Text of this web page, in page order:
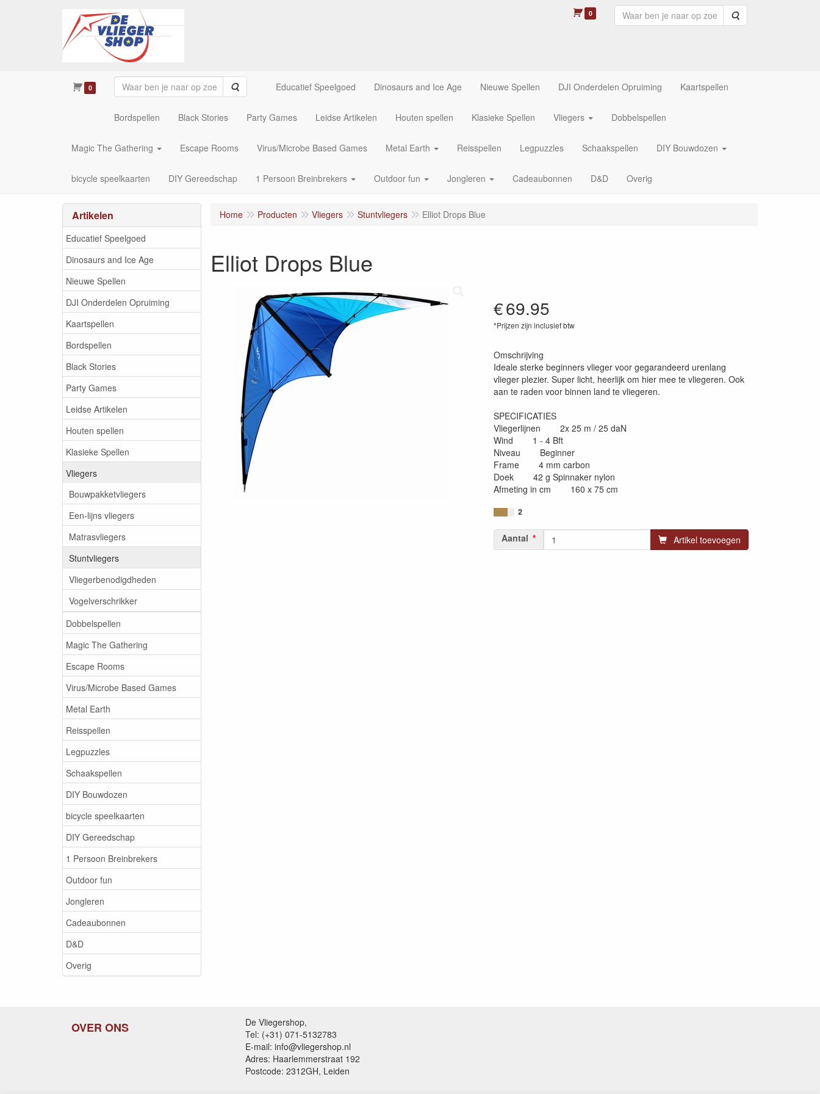
0 Zoeken
0 Zoeken Educatief Speelgoed Dinosaurs and Ice Age Nieuwe Spellen DJI Onderdelen Opruiming Kaartspellen
Bordspellen Black Stories Party Games Leidse Artikelen Houten spellen Klasieke Spellen Vliegers Dobbelspellen
Magic The Gathering Escape Rooms Virus/Microbe Based Games Metal Earth Reisspellen Legpuzzles Schaakspellen DIY Bouwdozen
bicycle speelkaarten DIY Gereedschap 1 Persoon Breinbrekers Outdoor fun Jongleren Cadeaubonnen D&D Overig
Artikelen
Educatief Speelgoed
Dinosaurs and Ice Age
Nieuwe Spellen
DJI Onderdelen Opruiming
Kaartspellen
Bordspellen
Black Stories
Party Games
Leidse Artikelen
Houten spellen
Klasieke Spellen
Vliegers
Bouwpakketvliegers
Een-lijns vliegers
Matrasvliegers
Stuntvliegers
Vliegerbenodigdheden
Vogelverschrikker
Dobbelspellen
Magic The Gathering
Escape Rooms
Virus/Microbe Based Games
Metal Earth
Reisspellen
Legpuzzles
Schaakspellen
DIY Bouwdozen
bicycle speelkaarten
DIY Gereedschap
1 Persoon Breinbrekers
Outdoor fun
Jongleren
Cadeaubonnen
D&D
Overig
Home Producten Vliegers Stuntvliegers Elliot Drops Blue
Elliot Drops Blue
€69.95
*Prijzen zijn inclusief btw
Omschrijving
Ideale sterke beginners vlieger voor gegarandeerd urenlang
vlieger plezier. Super licht, heerlijk om hier mee te vliegeren. Ook
aan te raden voor binnen land te vliegeren.
SPECIFICATIES
Vliegerlijnen 2x 25 m / 25 daN
Wind 1 - 4 Bft
Niveau Beginner
Frame 4 mm carbon
Doek 42 g Spinnaker nylon
Afmeting in cm 160 x 75 cm
2
Aantal Artikel toevoegen
OVER ONS
De Vliegershop,
Tel: (+31) 071-5132783
E-mail: info@vliegershop.nl
Adres: Haarlemmerstraat 192
Postcode: 2312GH, Leiden